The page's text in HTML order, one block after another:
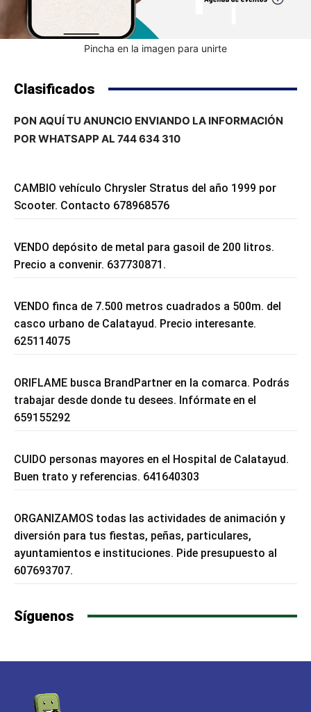
Pincha en la imagen para unirte
Clasificados
PON AQUÍ TU ANUNCIO ENVIANDO LA INFORMACIÓN
POR WHATSAPP AL 744 634 310
CAMBIO vehículo Chrysler Stratus del año 1999 por
Scooter. Contacto 678968576
VENDO depósito de metal para gasoil de 200 litros.
Precio a convenir. 637730871.
VENDO finca de 7.500 metros cuadrados a 500m. del
casco urbano de Calatayud. Precio interesante.
625114075
ORIFLAME busca BrandPartner en la comarca. Podrás
trabajar desde donde tu desees. Infórmate en el
659155292
CUIDO personas mayores en el Hospital de Calatayud.
Buen trato y referencias. 641640303
ORGANIZAMOS todas las actividades de animación y
diversión para tus fiestas, peñas, particulares,
ayuntamientos e instituciones. Pide presupuesto al
607693707.
Síguenos